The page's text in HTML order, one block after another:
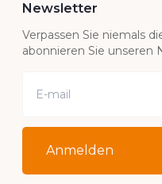
Newsletter
Verpassen Sie niemals
abonnieren Sie unseren
Anmelden